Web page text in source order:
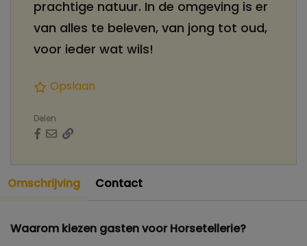
prachtige natuur. In de omgeving is er
van alles te beleven, van jong tot oud,
voor ieder wat wils!
Opslaan
Delen
Omschrijving Contact
Waarom kiezen gasten voor Horsetellerie?